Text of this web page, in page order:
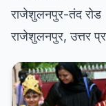
राजेशुलनपुर-तंद रोड
राजेशुलनपुर, उत्तर